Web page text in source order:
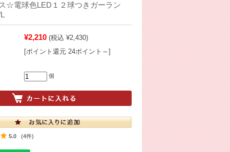
☆電球色LED１２球つきガーラン
¥2,210 (税込 ¥2,430)
[ポイント還元 24ポイント～]
個
5.0 (4件)